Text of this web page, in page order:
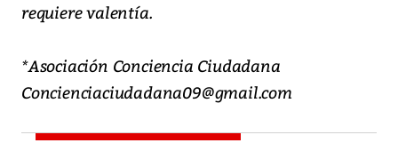
requiere valentía.
*Asociación Conciencia Ciudadana
Concienciaciudadana09@gmail.com